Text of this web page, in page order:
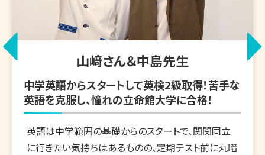
山﨑さん＆中島先生
中学英語からスタートして英検2級取得！苦手な
英語を克服し、憧れの立命館大学に合格！
英語は中学範囲の基礎からのスタートで、関関同立
に行きたい気持ちはあるものの、定期テスト前に丸暗